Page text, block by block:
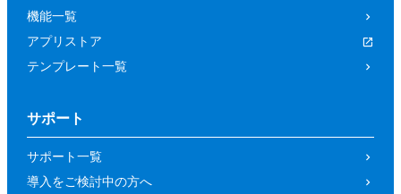
機能一覧
アプリストア
テンプレート一覧
サポート
サポート一覧
導入をご検討中の方へ